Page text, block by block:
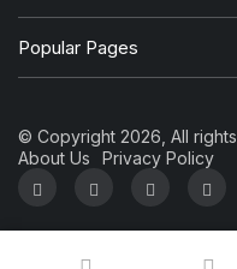
Popular Pages
© Copyright 2026, All
About Us
Privacy Policy